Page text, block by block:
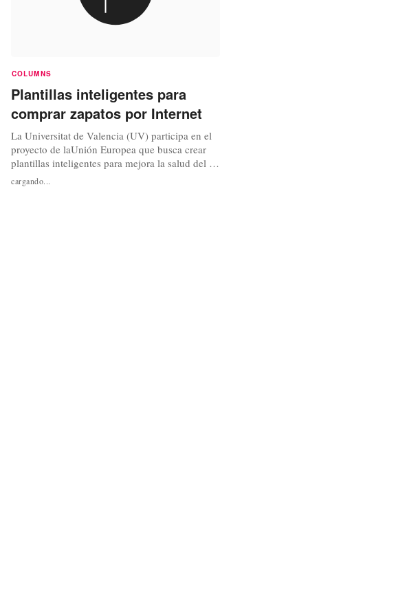
COLUMNS
Plantillas inteligentes para
comprar zapatos por Internet
La Universitat de Valencia (UV) participa en el
proyecto de laUnión Europea que busca crear
plantillas inteligentes para mejora la salud del ie
pero que también podrían facilitar la compra de
calzado por Internet. El objetivo de esta
cargando...